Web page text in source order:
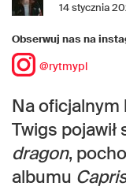
14 stycznia
Obserwuj nas na
@rytmypl
Na oficjalnym
Twigs
dragon,
albumu